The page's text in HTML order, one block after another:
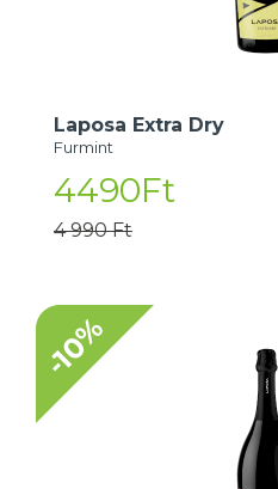
Laposa Extra Dry
Furmint
4490Ft
4 990 Ft
-10%